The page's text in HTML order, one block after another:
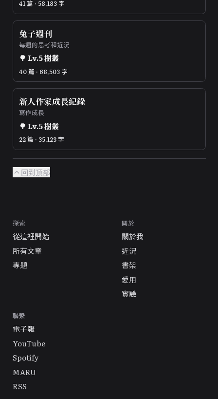
41 篇 · 58,183 字
兔子週刊
每週的思考和近況
🌳 Lv.5樹叢
40 篇 · 68,503 字
新人作家成長紀錄
寫作成長
🌳 Lv.5樹叢
22 篇 · 35,123 字
回到頂部
探索
從這裡開始
所有文章
專題
關於
關於我
近況
書架
愛用
實驗
聯繫
電子報
YouTube
Spotify
MARU
RSS